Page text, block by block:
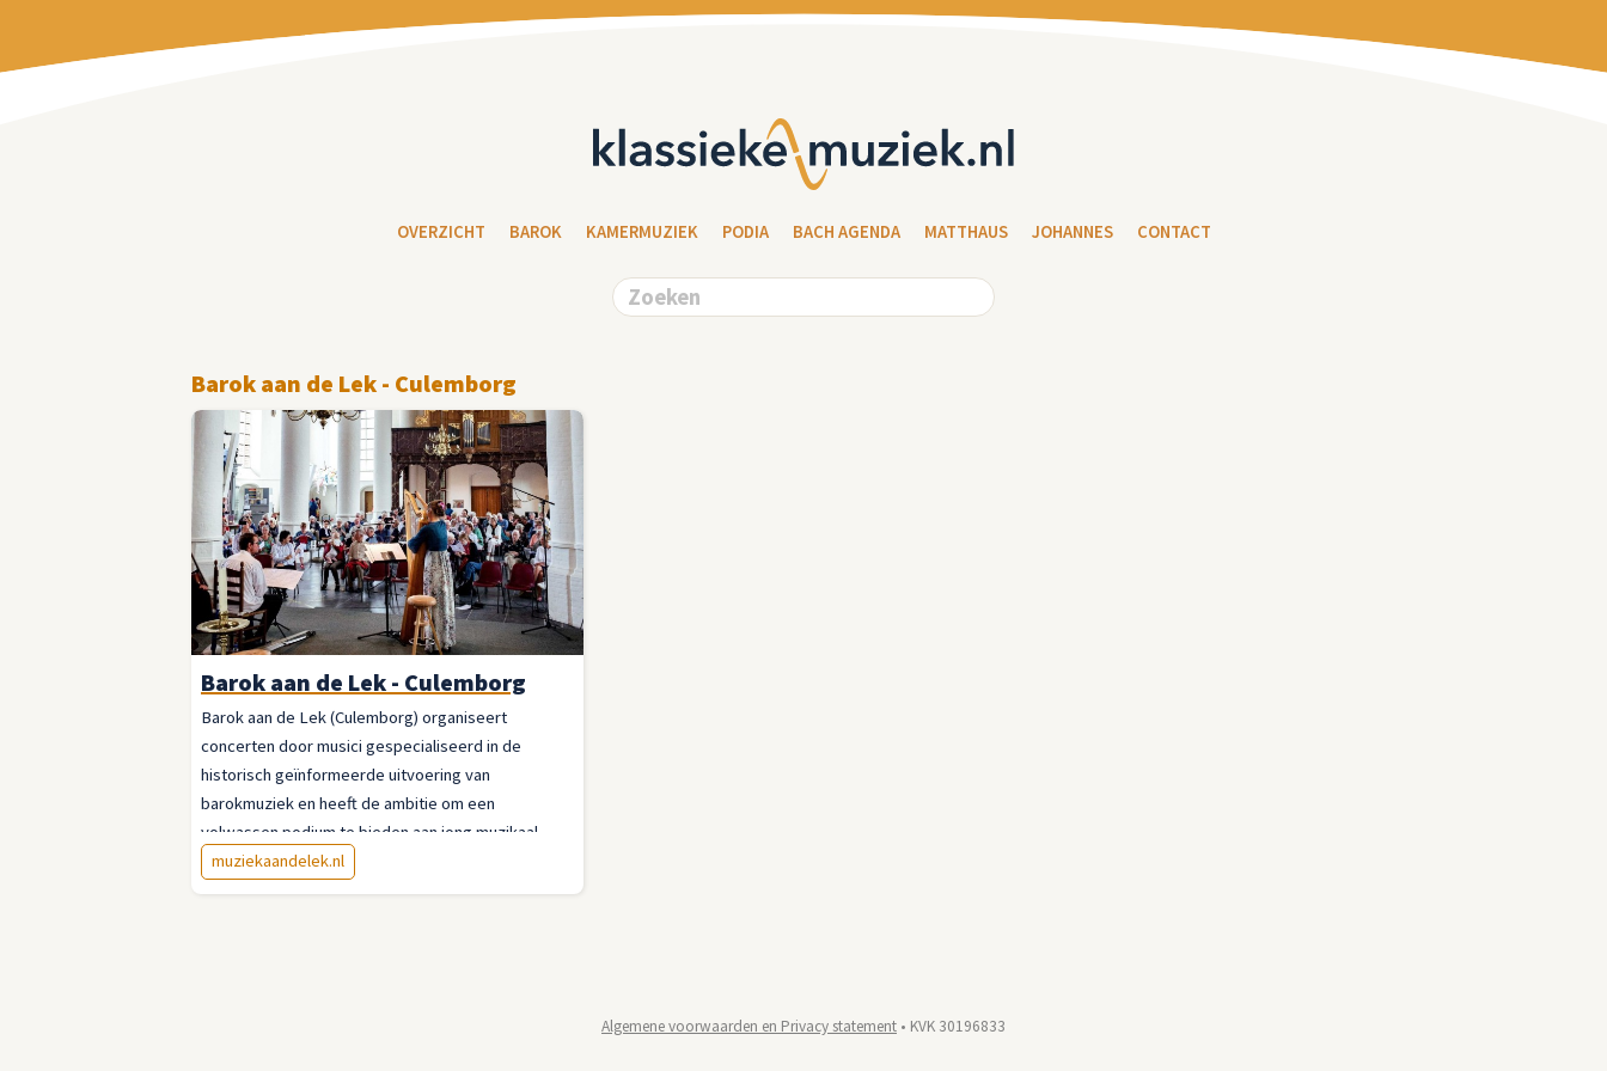
OVERZICHT BAROK KAMERMUZIEK PODIA BACH AGENDA MATTHAUS JOHANNES CONTACT
Barok aan de Lek - Culemborg
Barok aan de Lek - Culemborg
Barok aan de Lek (Culemborg) organiseert
concerten door musici gespecialiseerd in de
historisch geïnformeerde uitvoering van
barokmuziek en heeft de ambitie om een
volwassen podium te bieden aan jong muzikaal
talent uit Nederland. Culemborg is hiervoor een
buitengewoon aantrekkelijke stad: centraal
muziekaandelek.nl
Algemene voorwaarden en Privacy statement • KVK 30196833